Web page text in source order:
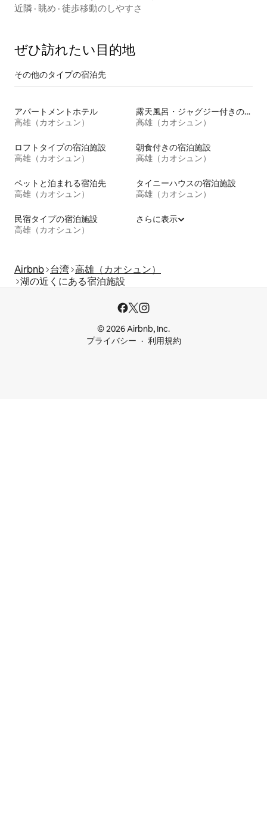
たエアコン付きのスイートルーム。寝具は毎回交換されま
近隣 · 眺め · 徒歩移動のしやすさ
ぜひ訪⁠れ⁠た⁠い目⁠的⁠地
その他のタ⁠イ⁠プ⁠の宿⁠泊⁠先
アパートメントホテル
高雄（カオシュン）
露天風呂・ジャグジー付きの宿泊施設
高雄（カオシュン）
ロフトタイプの宿泊施設
高雄（カオシュン）
朝食付きの宿泊施設
高雄（カオシュン）
ペットと泊まれる宿泊先
高雄（カオシュン）
タイニーハウスの宿泊施設
高雄（カオシュン）
民宿タイプの宿泊施設
高雄（カオシュン）
さらに表示
Airbnb 台湾 高雄（カオシュン）
湖の近くにある宿泊施設
© 2026 Airbnb, Inc.
プライバシー
利用規約